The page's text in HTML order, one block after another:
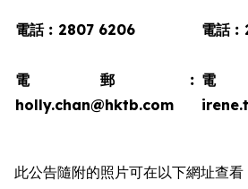
電話︰2807 6206
電郵︰
holly.chan@hktb.com
電話
此公告隨附的照片可在以下網址查看